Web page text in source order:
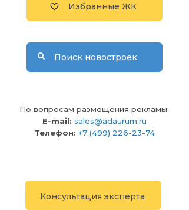
Избранные ЖК
Поиск новостроек
По вопросам размещения рекламы:
E-mail: sales@adaurum.ru
Телефон: +7 (499) 226-23-74
Консультация эксперта